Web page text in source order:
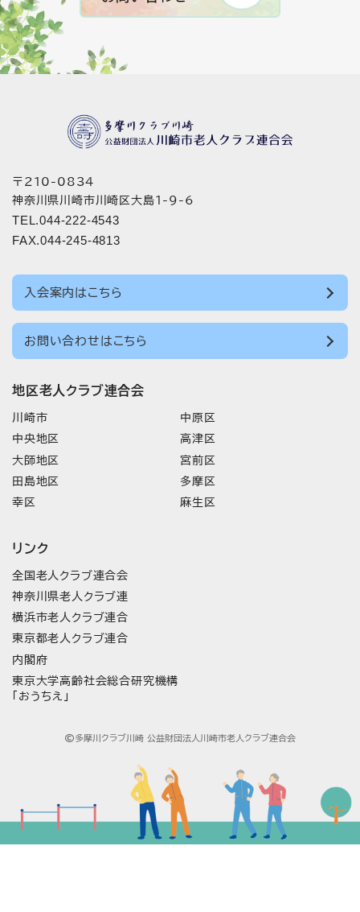
〒210-0834
神奈川県川崎市川崎区大島1-9-6
TEL.044-222-4543
FAX.044-245-4813
入会案内はこちら
お問い合わせはこちら
地区老人クラブ連合会
川崎市
中央地区
大師地区
田島地区
幸区
中原区
高津区
宮前区
多摩区
麻生区
リンク
全国老人クラブ連合会
神奈川県老人クラブ連
横浜市老人クラブ連合
東京都老人クラブ連合
内閣府
東京大学高齢社会総合研究機構
「おうちえ」
多摩川クラブ川崎 公益財団法人川崎市老人クラブ連合会